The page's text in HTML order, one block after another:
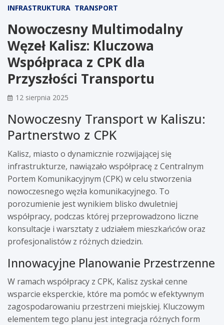
INFRASTRUKTURA TRANSPORT
Nowoczesny Multimodalny
Węzeł Kalisz: Kluczowa
Współpraca z CPK dla
Przyszłości Transportu
12 sierpnia 2025
Nowoczesny Transport w Kaliszu:
Partnerstwo z CPK
Kalisz, miasto o dynamicznie rozwijającej się
infrastrukturze, nawiązało współpracę z Centralnym
Portem Komunikacyjnym (CPK) w celu stworzenia
nowoczesnego węzła komunikacyjnego. To
porozumienie jest wynikiem blisko dwuletniej
współpracy, podczas której przeprowadzono liczne
konsultacje i warsztaty z udziałem mieszkańców oraz
profesjonalistów z różnych dziedzin.
Innowacyjne Planowanie Przestrzenne
W ramach współpracy z CPK, Kalisz zyskał cenne
wsparcie eksperckie, które ma pomóc w efektywnym
zagospodarowaniu przestrzeni miejskiej. Kluczowym
elementem tego planu jest integracja różnych form